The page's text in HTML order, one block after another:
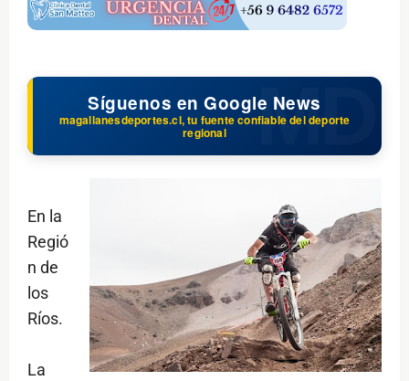
Síguenos en Google News
magallanesdeportes.cl, tu fuente confiable del deporte
regional
En la
Regió
n de
los
Ríos.
La